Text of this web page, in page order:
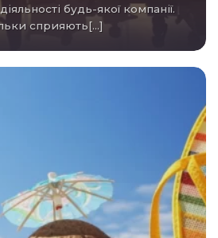
будь-якої компанії.
сприяють[...]